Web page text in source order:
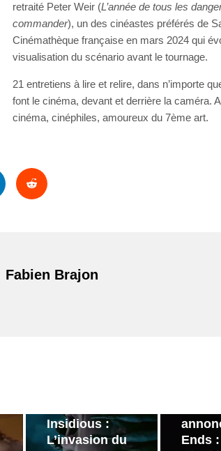
retraité Peter Weir (L’année de tous les
commander), un des cinéastes préférés de
Cinémathèque française en mars 2024 qui
visualisation du scénario avant le tournage.
21 entretiens à lire et relire, dans n’importe
font le cinéma, devant et derrière la caméra.
cinéma, cinéphiles, amoureux du 7ème art.
Fabien Brajon
Insidious :
L’invasion du
Ends